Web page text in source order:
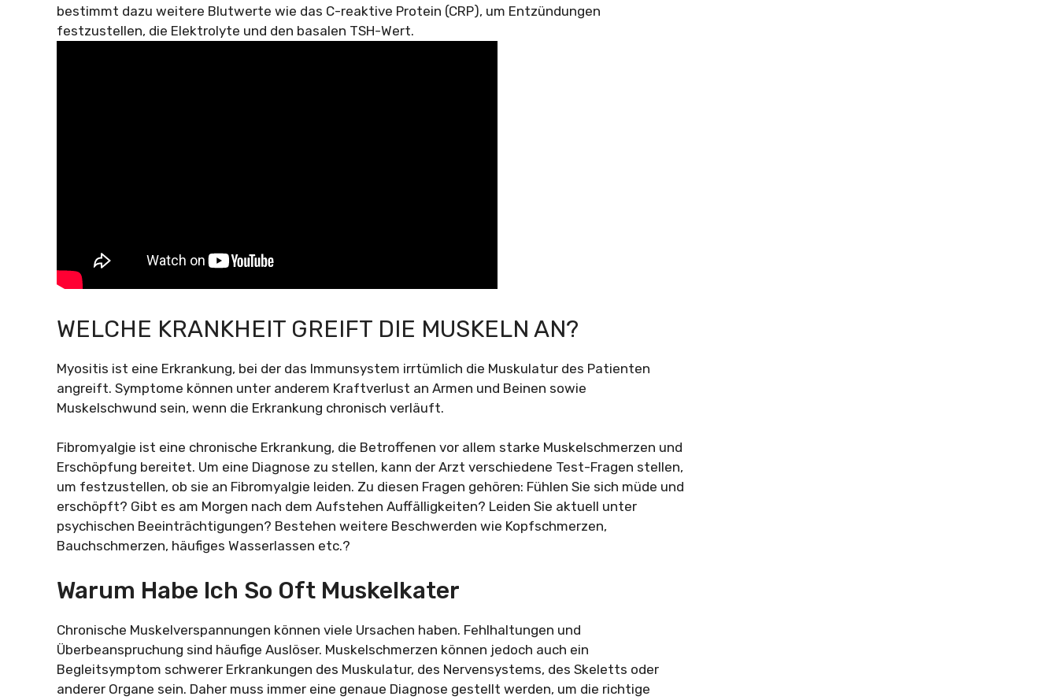
bestimmt dazu weitere Blutwerte wie das C-reaktive Protein (CRP), um Entzündungen
festzustellen, die Elektrolyte und den basalen TSH-Wert.
WELCHE KRANKHEIT GREIFT DIE MUSKELN AN?
Myositis ist eine Erkrankung, bei der das Immunsystem irrtümlich die Muskulatur des Patienten
angreift. Symptome können unter anderem Kraftverlust an Armen und Beinen sowie
Muskelschwund sein, wenn die Erkrankung chronisch verläuft.
Fibromyalgie ist eine chronische Erkrankung, die Betroffenen vor allem starke Muskelschmerzen und
Erschöpfung bereitet. Um eine Diagnose zu stellen, kann der Arzt verschiedene Test-Fragen stellen,
um festzustellen, ob sie an Fibromyalgie leiden. Zu diesen Fragen gehören: Fühlen Sie sich müde und
erschöpft? Gibt es am Morgen nach dem Aufstehen Auffälligkeiten? Leiden Sie aktuell unter
psychischen Beeinträchtigungen? Bestehen weitere Beschwerden wie Kopfschmerzen,
Bauchschmerzen, häufiges Wasserlassen etc.?
Warum Habe Ich So Oft Muskelkater
Chronische Muskelverspannungen können viele Ursachen haben. Fehlhaltungen und
Überbeanspruchung sind häufige Auslöser. Muskelschmerzen können jedoch auch ein
Begleitsymptom schwerer Erkrankungen des Muskulatur, des Nervensystems, des Skeletts oder
anderer Organe sein. Daher muss immer eine genaue Diagnose gestellt werden, um die richtige